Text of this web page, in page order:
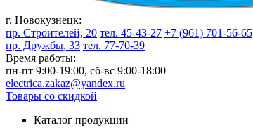
г. Новокузнецк:
пр. Строителей, 20 тел. 45-43-27 +7 (961) 701-56-65
пр. Дружбы, 33 тел. 77-70-39
Время работы:
пн-пт 9:00-19:00, сб-вс 9:00-18:00
electrica.zakaz@yandex.ru
Товары со скидкой
Каталог продукции